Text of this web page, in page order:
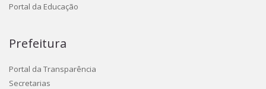
Portal da Educação
Prefeitura
Portal da Transparência
Secretarias